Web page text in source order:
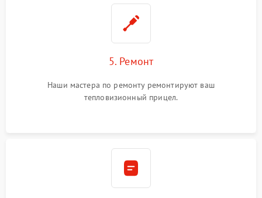
5. Ремонт
Наши мастера по ремонту ремонтируют ваш
тепловизионный прицел.